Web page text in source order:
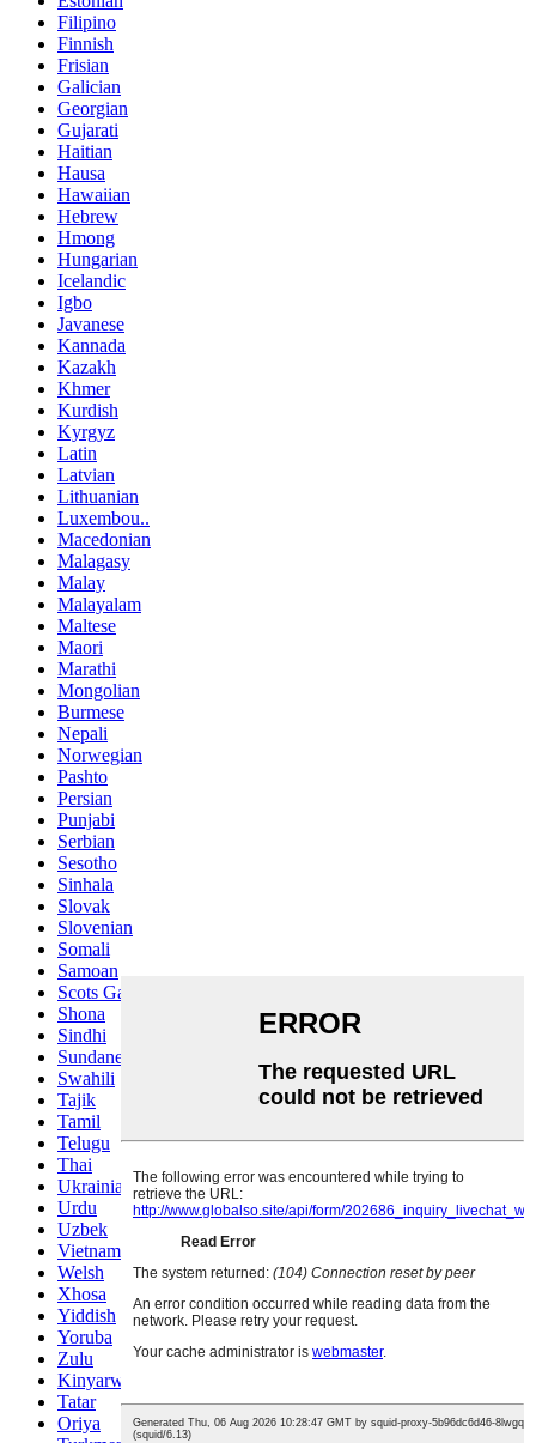
Filipino
Finnish
Frisian
Galician
Georgian
Gujarati
Haitian
Hausa
Hawaiian
Hebrew
Hmong
Hungarian
Icelandic
Igbo
Javanese
Kannada
Kazakh
Khmer
Kurdish
Kyrgyz
Latin
Latvian
Lithuanian
Luxembou..
Macedonian
Malagasy
Malay
Malayalam
Maltese
Maori
Marathi
Mongolian
Burmese
Nepali
Norwegian
Pashto
Persian
Punjabi
Serbian
Sesotho
Sinhala
Slovak
Slovenian
Somali
Samoan
Scots Gaelic
Shona
Sindhi
Sundanese
Swahili
Tajik
Tamil
Telugu
Thai
Ukrainian
Urdu
Uzbek
Vietnamese
Welsh
Xhosa
Yiddish
Yoruba
Zulu
Kinyarwanda
Tatar
Oriya